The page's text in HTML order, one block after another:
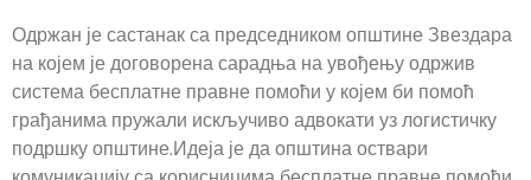
Одржан је састанак са председником општине Звездара
на којем је договорена сарадња на увођењу одржив
система бесплатне правне помоћи у којем би помоћ
грађанима пружали искључиво адвокати уз логистичку
подршку општине.Идеја је да општина оствари